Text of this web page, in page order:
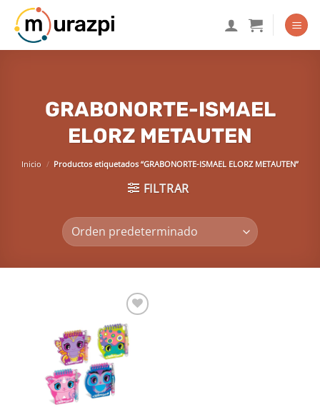
Saltar
contenido
GRABONORTE-ISMAEL
ELORZ METAUTEN
Inicio / Productos etiquetados “GRABONORTE-ISMAEL ELORZ METAUTEN”
FILTRAR
Añadir
a la
lista de
deseos